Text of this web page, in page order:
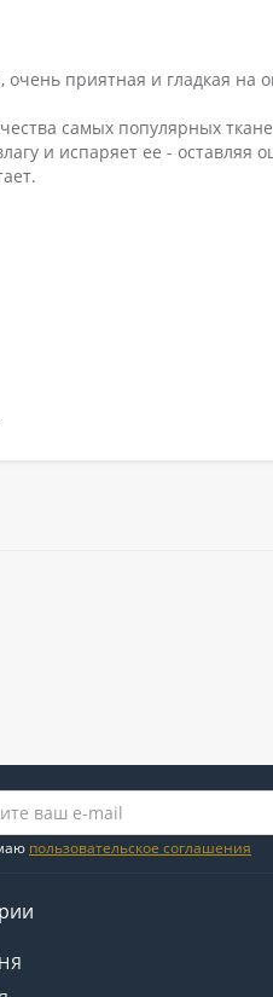
очень приятная и гладкая на
самых популярных
и испаряет ее - оставляя
пользовательское соглашения